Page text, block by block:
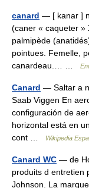
canard — [ kanar ]
(caner « caqueter »
palmipède
pointues. Femelle,
canardeau.… …
Canard — Saltar a
Saab Viggen En
configuración de
horizontal está en
cont …
Wikipedia
Canard WC — de
produits d entretien
Johnson. La